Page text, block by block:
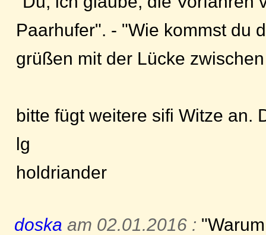
Paarhufer". - "Wie kommst du
grüßen mit der Lücke
bitte fügt weitere sifi Witze an.
lg
holdriander
doska am 02.01.2016 :